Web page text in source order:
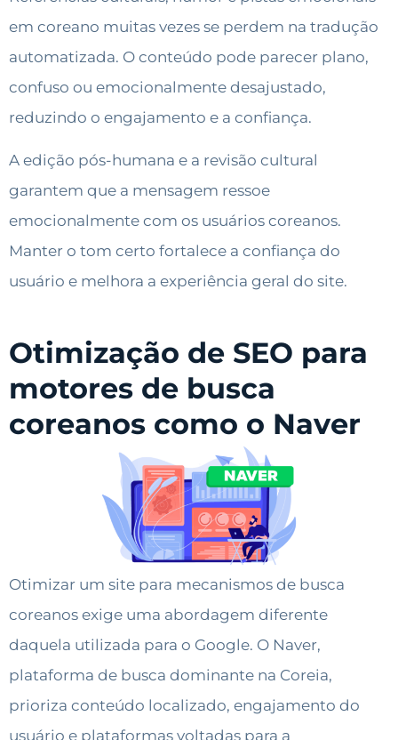
em coreano muitas vezes se perdem na tradução
automatizada. O conteúdo pode parecer plano,
confuso ou emocionalmente desajustado,
reduzindo o engajamento e a confiança.
A edição pós-humana e a revisão cultural
garantem que a mensagem ressoe
emocionalmente com os usuários coreanos.
Manter o tom certo fortalece a confiança do
usuário e melhora a experiência geral do site.
Otimização de SEO para
motores de busca
coreanos como o Naver
Otimizar um site para mecanismos de busca
coreanos exige uma abordagem diferente
daquela utilizada para o Google. O Naver,
plataforma de busca dominante na Coreia,
prioriza conteúdo localizado, engajamento do
usuário e plataformas voltadas para a